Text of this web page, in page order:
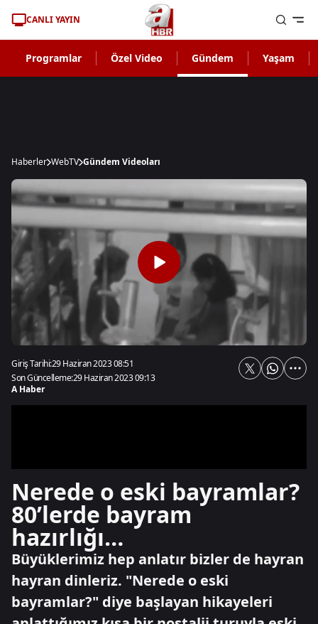
CANLI YAYIN
Programlar Özel Video Gündem Yaşam
Haberler WebTV Gündem Videoları
Giriş Tarihi:29 Haziran 2023 08:51
Son Güncelleme:29 Haziran 2023 09:13
A Haber
Nerede o eski bayramlar?
80’lerde bayram
hazırlığı…
Büyüklerimiz hep anlatır bizler de hayran
hayran dinleriz. "Nerede o eski
bayramlar?" diye başlayan hikayeleri